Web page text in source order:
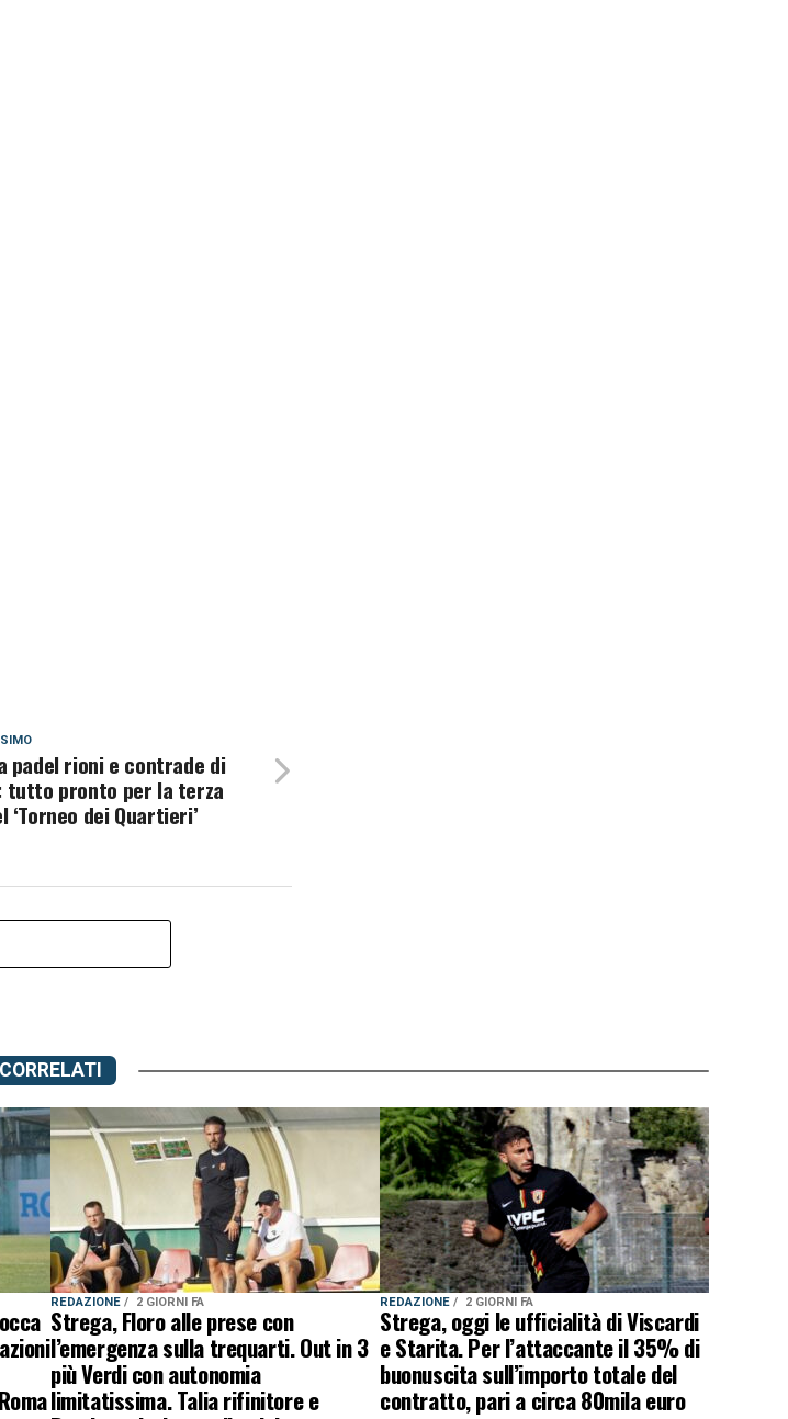
padel rioni e contrade di
tutto pronto per la terza
‘Torneo dei Quartieri’
CORRELATI
REDAZIONE 2 GIORNI FA
Strega, Floro alle prese con
l’emergenza sulla trequarti. Out in 3
più Verdi con autonomia
limitatissima. Talia rifinitore e
REDAZIONE 2 GIORNI FA
Strega, oggi le ufficialità di Viscardi
e Starita. Per l’attaccante il 35% di
buonuscita sull’importo totale del
contratto, pari a circa 80mila euro